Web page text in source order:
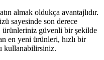
almak oldukça avantajlıdır.
sayesinde son derece
ürünleriniz güvenli bir şekilde
en yeni ürünleri, hızlı bir
kullanabilirsiniz.